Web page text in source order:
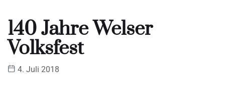
140 Jahre Welser
Volksfest
4. Juli 2018